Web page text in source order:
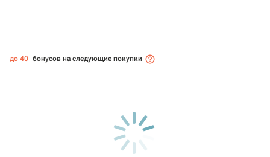
до 40 бонусов на следующие покупки